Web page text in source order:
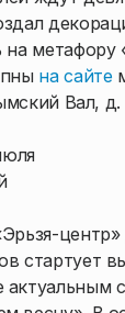
на метафору
на сайте
Вал,
стартует